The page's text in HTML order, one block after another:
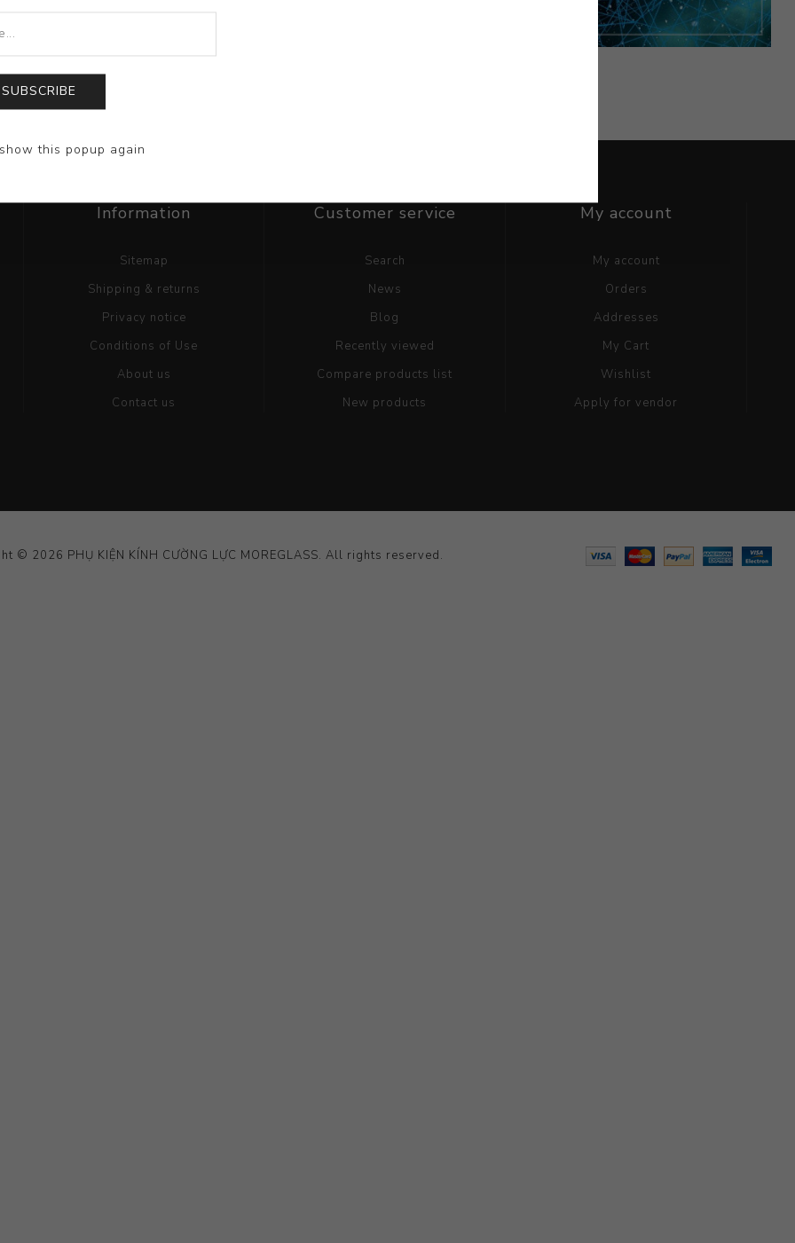
Information
Sitemap
Shipping & returns
Privacy notice
Conditions of Use
About us
Contact us
Customer service
Search
News
Blog
Recently viewed
Compare products list
New products
My account
My account
Orders
Addresses
My Cart
Wishlist
Apply for vendor
© 2026 PHỤ KIỆN KÍNH CƯỜNG LỰC MOREGLASS. All rights reserved.
SUBSCRIBE
this popup again